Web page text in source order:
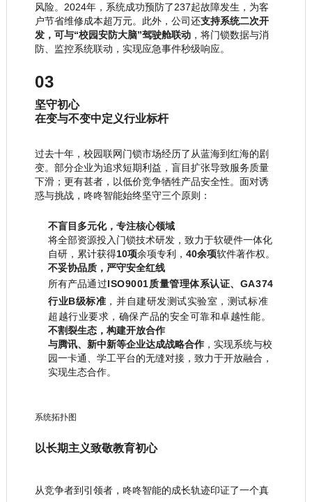
风险。2024年，系统成功预防了237起故障发生，为客
户节省维修成本超万元。此外，公司还支持系统二次开
发，可与“校园安防大脑”驾驶舱联动，将门锁数据与消
防、监控系统联动，实现应急事件秒级响应。
03
坚守初心
在变与不变中定义行业标杆
过去十年，校园联网门锁市场经历了从蓝海到红海的剧
变。部分企业为追求短期利益，盲目扩张导致服务质量
下滑；更有甚者，以低价竞争牺牲产品安全性。面对诱
惑与挑战，咚咚智能始终坚守三个原则：
不盲目多元化，专注核心领域
将全部资源投入门锁技术研发，致力于软硬件一体化
自研，累计获得10项余项专利，40余项软件著作权。
不妥协品质，严守安全红线
所有产品通过ISO9001质量管理体系认证、GA374
行业B级标准 ，并自建研发测试实验室，测试标准
超越行业要求，确保产品的安全可靠和卓越性能。
不割裂生态，构建开放合作
与腾讯、新中新等企业达成战略合作 ，实现系统与校
园一卡通、学工平台的无缝对接，致力于开放融合，
实现生态合作。
系统拓扑图
以长期主义致敬教育初心
从竞争者到引领者，咚咚智能的成长轨迹印证了一个真